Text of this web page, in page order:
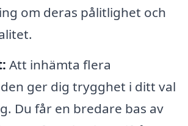
om deras pålitlighet och
Att inhämta flera
ger dig trygghet i ditt val
Du får en bredare bas av